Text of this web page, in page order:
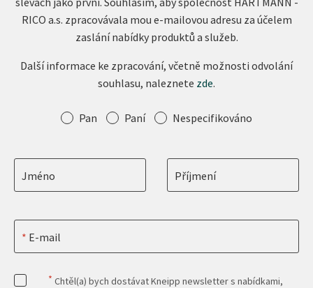
RICO a.s. zpracovávala mou e-mailovou adresu za účelem
zaslání nabídky produktů a služeb.
Další informace ke zpracování, včetně možnosti odvolání
souhlasu, naleznete zde.
Oslovení Pan Paní Nespecifikováno
Jméno Příjmení
E-mail
* Chtěl(a) bych dostávat Kneipp newsletter s nabídkami,